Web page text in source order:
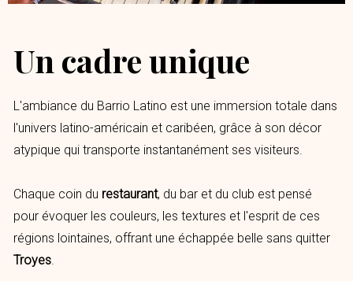
Un cadre unique
L'ambiance du Barrio Latino est une immersion totale dans
l'univers latino-américain et caribéen, grâce à son décor
atypique qui transporte instantanément ses visiteurs.
Chaque coin du restaurant, du bar et du club est pensé
pour évoquer les couleurs, les textures et l'esprit de ces
régions lointaines, offrant une échappée belle sans quitter
Troyes.